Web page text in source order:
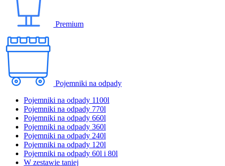
Premium
Pojemniki na odpady
Pojemniki na odpady 1100l
Pojemniki na odpady 770l
Pojemniki na odpady 660l
Pojemniki na odpady 360l
Pojemniki na odpady 240l
Pojemniki na odpady 120l
Pojemniki na odpady 60l i 80l
W zestawie taniej